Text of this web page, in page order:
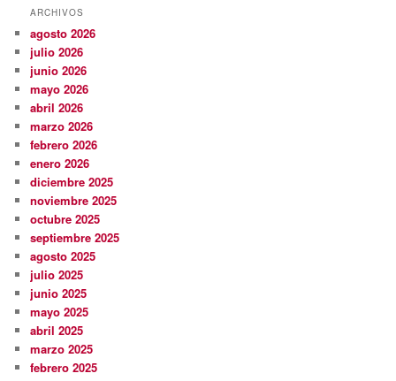
ARCHIVOS
agosto 2026
julio 2026
junio 2026
mayo 2026
abril 2026
marzo 2026
febrero 2026
enero 2026
diciembre 2025
noviembre 2025
octubre 2025
septiembre 2025
agosto 2025
julio 2025
junio 2025
mayo 2025
abril 2025
marzo 2025
febrero 2025